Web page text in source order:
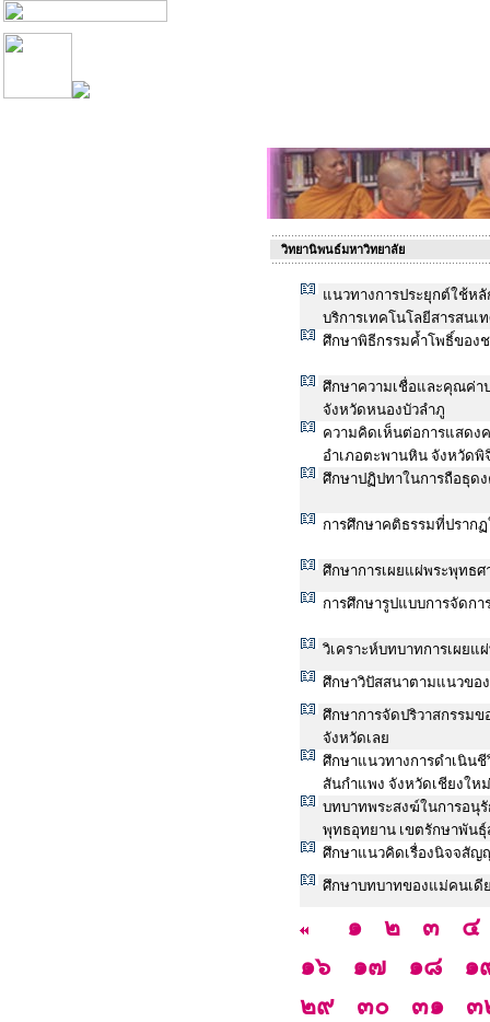
วิทยานิพนธ์มหาวิทยาลัย
แนวทางการประยุกต์ใช้ห
บริการเทคโนโลยีสารสนเ
ศึกษาพิธีกรรมค้ำโพธิ์ของ
ศึกษาความเชื่อและคุณค่า
จังหวัดหนองบัวลำภู
ความคิดเห็นต่อการแสดง
อำเภอตะพานหิน จังหวัดพิ
ศึกษาปฏิปทาในการถือธุด
การศึกษาคติธรรมที่ปราก
ศึกษาการเผยแผ่พระพุทธ
การศึกษารูปแบบการจัดก
วิเคราะห์บทบาทการเผย
ศึกษาวิปัสสนาตามแนวขอ
ศึกษาการจัดปริวาสกรรมข
จังหวัดเลย
ศึกษาแนวทางการดำเนิน
สันกำแพง จังหวัดเชียงใหม่
บทบาทพระสงฆ์ในการอนุ
พุทธอุทยาน เขตรักษาพัน
ศึกษาแนวคิดเรื่องนิจจสัญ
ศึกษาบทบาทของแม่คนเดี
๑ ๒ ๓
๔
๑๖
๑๗ ๑๘
๑
๒๙
๓๐ ๓๑
๓